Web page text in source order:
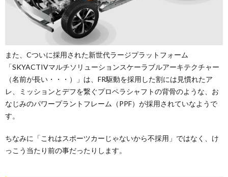
また、Cついに採用された新世代ラージプラットフォーム
「SKYACTIVマルチソリューションスケーラブルアーキテクチャー
（名前が長い・・・）」は、FR駆動を採用した割には見慣れたア
レ、ミッションとデフを繋ぐプロペラシャフトの背骨のような、お
なじみのパワープラントフレーム（PPF）が採用されていなようで
す。
ちなみに「これはスポーツカーじゃないから不採用」ではなく、け
っこう当たり前の事だったりします。